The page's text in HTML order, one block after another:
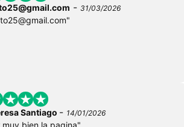
- 31/03/2026
"
Santiago - 14/01/2026
muy bien la pagina"